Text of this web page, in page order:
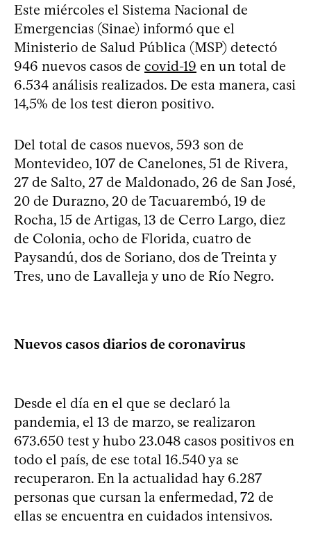
Este miércoles el Sistema Nacional de
Emergencias (Sinae) informó que el
Ministerio de Salud Pública (MSP) detectó
946 nuevos casos de covid-19 en un total de
6.534 análisis realizados. De esta manera, casi
14,5% de los test dieron positivo.
Del total de casos nuevos, 593 son de
Montevideo, 107 de Canelones, 51 de Rivera,
27 de Salto, 27 de Maldonado, 26 de San José,
20 de Durazno, 20 de Tacuarembó, 19 de
Rocha, 15 de Artigas, 13 de Cerro Largo, diez
de Colonia, ocho de Florida, cuatro de
Paysandú, dos de Soriano, dos de Treinta y
Tres, uno de Lavalleja y uno de Río Negro.
Nuevos casos diarios de coronavirus
Desde el día en el que se declaró la
pandemia, el 13 de marzo, se realizaron
673.650 test y hubo 23.048 casos positivos en
todo el país, de ese total 16.540 ya se
recuperaron. En la actualidad hay 6.287
personas que cursan la enfermedad, 72 de
ellas se encuentra en cuidados intensivos.